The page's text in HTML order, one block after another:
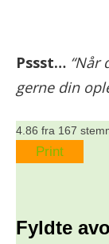
Pssst… “Når
gerne din
4.86 fra 167
Print
Fyldte